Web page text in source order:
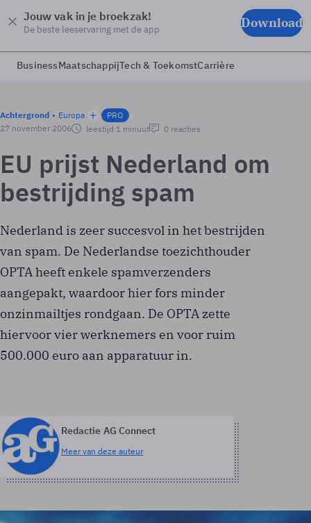
Jouw vak in je broekzak!
De beste leeservaring met de app Download
BusinessMaatschappijTech & ToekomstCarrière
Achtergrond Europa
PRO
27 november 2006
leestijd 1 minuut 0 reacties
EU prijst Nederland om
bestrijding spam
Nederland is zeer succesvol in het bestrijden
van spam. De Nederlandse toezichthouder
OPTA heeft enkele spamverzenders
aangepakt, waardoor hier fors minder
onzinmailtjes rondgaan. De OPTA zette
hiervoor vier werknemers en voor ruim
500.000 euro aan apparatuur in.
Redactie AG Connect
Meer van deze auteur